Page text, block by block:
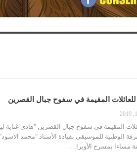
للعائلات المقيمة في سفوح جبال القصرين
المقيمة في سفوح جبال القصرين "هاذي غناية
مساءا بمسرح الأوبرا…